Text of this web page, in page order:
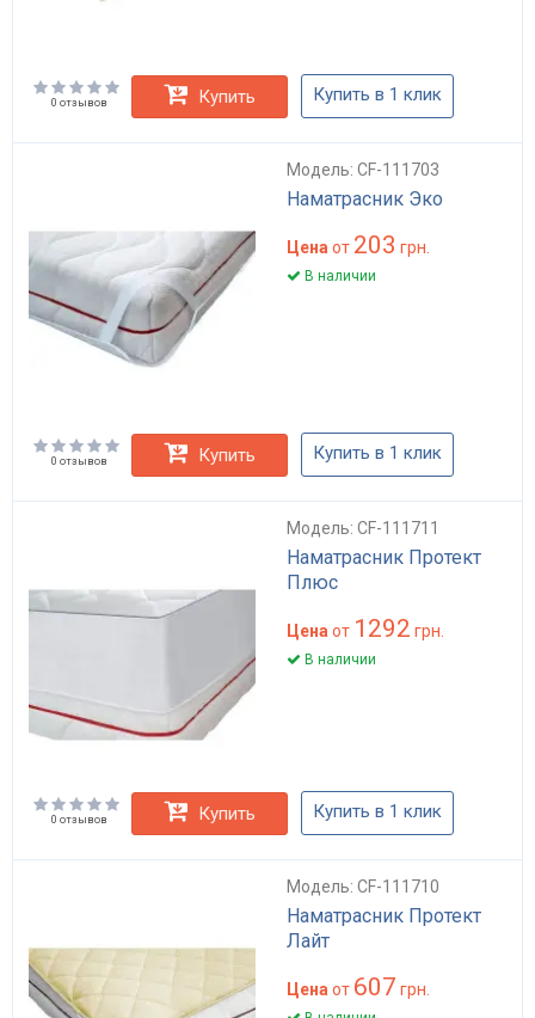
0 отзывов Купить Купить в 1 клик
Модель: CF-111703
Наматрасник Эко
Цена от 203 грн.
В наличии
0 отзывов Купить Купить в 1 клик
Модель: CF-111711
Наматрасник Протект
Плюс
Цена от 1292 грн.
В наличии
0 отзывов Купить Купить в 1 клик
Модель: CF-111710
Наматрасник Протект
Лайт
Цена от 607 грн.